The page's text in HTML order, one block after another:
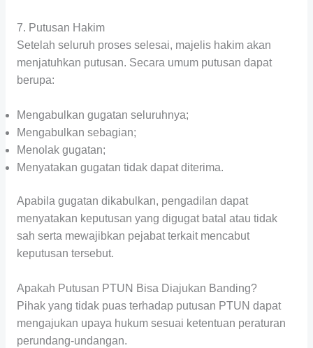
7. Putusan Hakim
Setelah seluruh proses selesai, majelis hakim akan
menjatuhkan putusan. Secara umum putusan dapat
berupa:
Mengabulkan gugatan seluruhnya;
Mengabulkan sebagian;
Menolak gugatan;
Menyatakan gugatan tidak dapat diterima.
Apabila gugatan dikabulkan, pengadilan dapat
menyatakan keputusan yang digugat batal atau tidak
sah serta mewajibkan pejabat terkait mencabut
keputusan tersebut.
Apakah Putusan PTUN Bisa Diajukan Banding?
Pihak yang tidak puas terhadap putusan PTUN dapat
mengajukan upaya hukum sesuai ketentuan peraturan
perundang-undangan.